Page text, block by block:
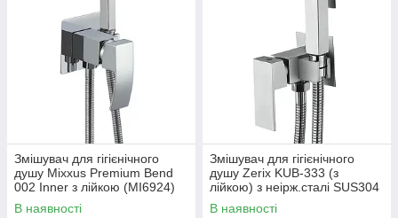
Змішувач для гігієнічного
душу Mixxus Premium Bend
002 Inner з лійкою (MI6924)
В наявності
Змішувач для гігієнічного
душу Zerix KUB-333 (з
лійкою) з неірж.сталі SUS304
(ZX4860)
В наявності